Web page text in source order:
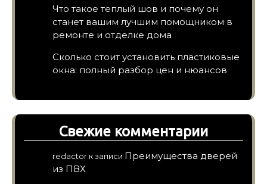
Что такое теплый шов и почему он
станет вашим лучшим помощником в
ремонте и отделке дома
Сколько стоит установить пластиковые
окна: полный разбор цен и нюансов
Свежие комментарии
redactor к записи Преимущества дверей
из ПВХ